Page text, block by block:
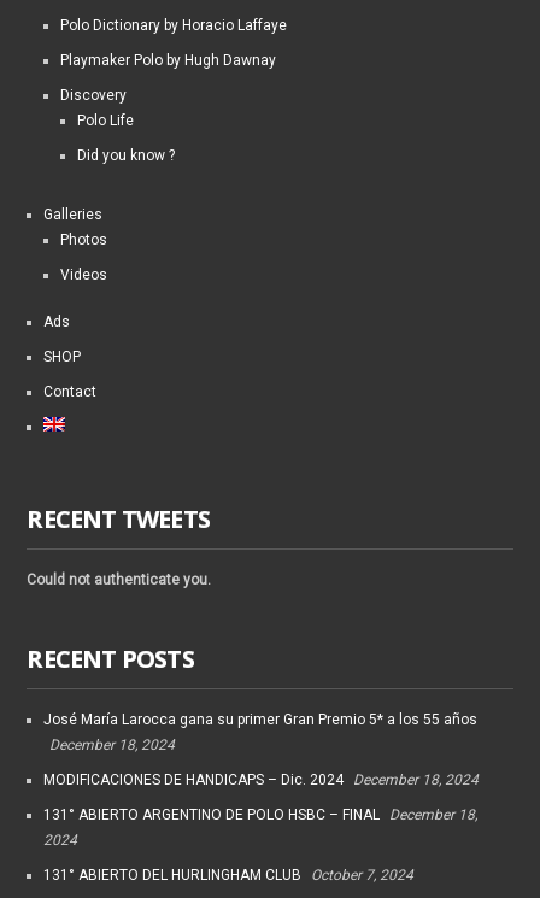
Polo Dictionary by Horacio Laffaye
Playmaker Polo by Hugh Dawnay
Discovery
Polo Life
Did you know ?
Galleries
Photos
Videos
Ads
SHOP
Contact
RECENT TWEETS
Could not authenticate you.
RECENT POSTS
José María Larocca gana su primer Gran Premio 5* a los 55 años
December 18, 2024
MODIFICACIONES DE HANDICAPS – Dic. 2024 December 18, 2024
131° ABIERTO ARGENTINO DE POLO HSBC – FINAL
December 18,
2024
131° ABIERTO DEL HURLINGHAM CLUB October 7, 2024